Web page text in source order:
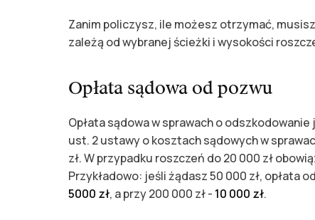
Zanim policzysz, ile możesz otrzymać,
zależą od wybranej ścieżki i wysokości
Opłata sądowa od pozwu
Opłata sądowa w sprawach o
ust. 2 ustawy o kosztach sądowych w
zł. W przypadku roszczeń do 20 000 zł
Przykładowo: jeśli żądasz 50 000 zł, opłata
5000 zł, a przy 200 000 zł - 10 000 zł.